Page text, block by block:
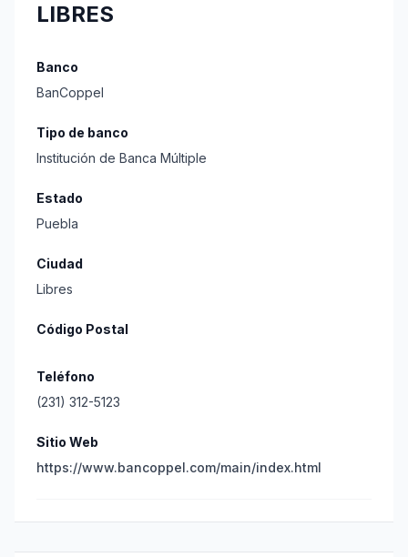
LIBRES
Banco
BanCoppel
Tipo de banco
Institución de Banca Múltiple
Estado
Puebla
Ciudad
Libres
Código Postal
Teléfono
(231) 312-5123
Sitio Web
https://www.bancoppel.com/main/index.html